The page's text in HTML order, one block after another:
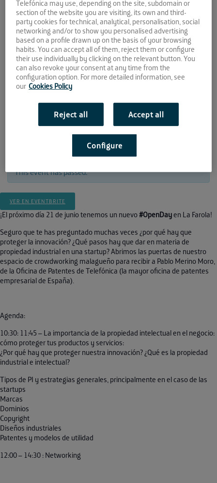
en el negocio”
21 JUN
2017
10:30 - 14:30
C/ Concejal Muñoz Cerván, 3. Módulo 5,
Planta 1ª.
This event has passed.
VER EN EVENTBRITE
¡El próximo día 21 de junio tenemos un nuevo#OpenDayen La Farola!
Seguro que te has preguntado muchas veces ¿por qué hay que
proteger la innovación? ¿Qué pasos hay que dar en materia de
propiedad industrial en una startup? Abrimos las puertas de nuestro
espacio de crowdworking malagueño para recibir a Pablo Merino Moro,
de la Oficina de Patentes de Telefónica (la mayor oficina de patentes
empresarial de España).
Agenda:
10:30: 11:45 – La importancia de la propiedad intelectual en el negocio:
cómo proteger tus productos y servicios:
¿Por qué hay que proteger nuestra innovación? ¿Qué es la propiedad
industrial e intelectual?
Tipos de PI y estrategias generales, principalmente en el caso de las
startups
Marcas
Dominios
Copyright
Diseños industriales
Patentes y modelos de utilidad
12:00 – 14:30 : Networking
Telefónica may use, depending on the site, subdomain or
section of the website you are visiting, its own and third-
party cookies for technical, analytical, personalisation, social
networking and/or to show you personalised advertising
based on a profile drawn up on the basis of your browsing
habits. You can accept all of them, reject them or configure
their use individually by clicking on the relevant button. You
can also revoke your consent at any time from the
configuration option. For more detailed information, see
our Cookies Policy
Reject all Accept all
Configure